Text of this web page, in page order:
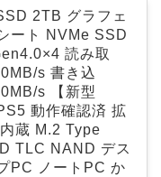
2TB グラフェ
ート NVMe SSD
読み取
s 書き込
s 【新型
動作確認済 拡
蔵 M.2 Type
TLC NAND デス
PC ノートPC か